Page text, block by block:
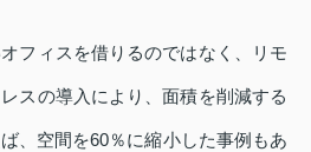
フィスを借りるのではなく、リモ
スの導入により、面積を削減する
、空間を60％に縮小した事例もあ